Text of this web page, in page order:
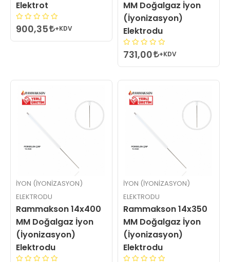
Elektrot
900,35 +KDV
MM Doğalgaz İyon
(İyonizasyon)
Elektrodu
731,00 +KDV
İYON (İYONIZASYON)
ELEKTRODU
Rammakson 14x400
MM Doğalgaz İyon
(İyonizasyon)
Elektrodu
İYON (İYONIZASYON)
ELEKTRODU
Rammakson 14x350
MM Doğalgaz İyon
(İyonizasyon)
Elektrodu